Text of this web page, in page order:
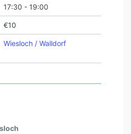
17:30 - 19:00
€10
Wiesloch / Walldorf